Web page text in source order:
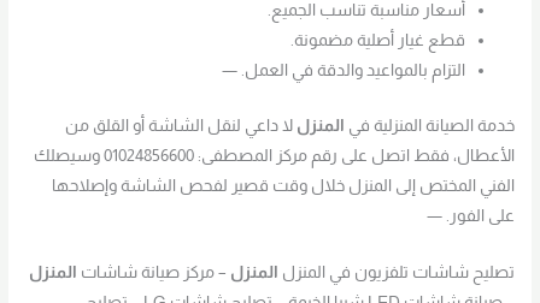
أسعار مناسبة تناسب الجميع.
قطع غيار أصلية مضمونة.
التزام بالمواعيد والدقة في العمل. —
خدمة الصيانة المنزلية في المنزل لا داعي لنقل الشاشة أو القلق من
الأعطال، فقط اتصل على رقم مركز المصطفى: 01024856600 وسيصلك
الفني المختص إلى المنزل خلال وقت قصير لفحص الشاشة وإصلاحها
على الفور. —
تصليح شاشات تلفزيون في المنزل المنزل – مركز صيانة شاشات المنزل